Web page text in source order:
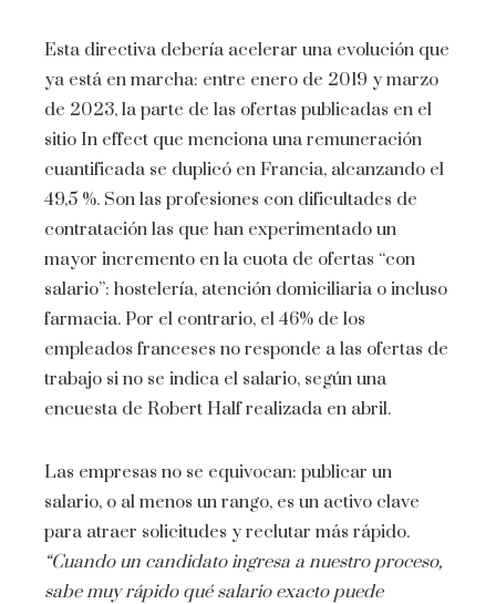
Esta directiva debería acelerar una evolución que
ya está en marcha: entre enero de 2019 y marzo
de 2023, la parte de las ofertas publicadas en el
sitio In effect que menciona una remuneración
cuantificada se duplicó en Francia, alcanzando el
49,5 %. Son las profesiones con dificultades de
contratación las que han experimentado un
mayor incremento en la cuota de ofertas “con
salario”: hostelería, atención domiciliaria o incluso
farmacia. Por el contrario, el 46% de los
empleados franceses no responde a las ofertas de
trabajo si no se indica el salario, según una
encuesta de Robert Half realizada en abril.
Las empresas no se equivocan: publicar un
salario, o al menos un rango, es un activo clave
para atraer solicitudes y reclutar más rápido.
“Cuando un candidato ingresa a nuestro proceso,
sabe muy rápido qué salario exacto puede